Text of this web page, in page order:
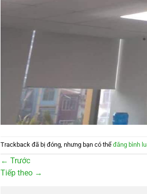
Trackback đã bị đóng, nhưng bạn có thể đăng bình
← Trước
Tiếp theo →